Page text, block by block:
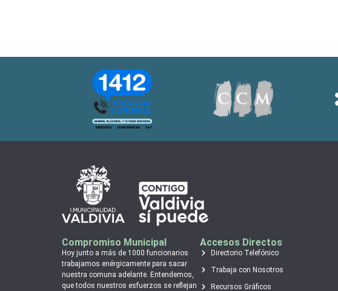
Compromiso Municipal
Hoy junto a más de 1000 funcionarios
trabajamos enérgicamente para sacar
nuestra comuna adelante. Entendemos,
que todos nuestros esfuerzos se reflejan
Accesos Directos
Directorio Telefónico
Trabaja con Nosotros
Recursos Gráficos